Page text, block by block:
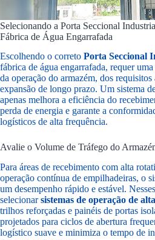
Selecionando a Porta Seccional
Fábrica de Água Engarrafada
Escolhendo o correto Porta Seccional
fábrica de água engarrafada, requer
da operação do armazém, dos
expansão de longo prazo. Um sistema
apenas melhora a eficiência do
perda de energia e garante a
logísticos de alta frequência.
Avalie o Volume de Tráfego do
Para áreas de recebimento com alta
operação contínua de empilhadeiras, o
um desempenho rápido e estável.
selecionarsistemas de operação de
trilhos reforçadas e painéis de portas
projetados para ciclos de abertura
logístico suave e minimiza o tempo de